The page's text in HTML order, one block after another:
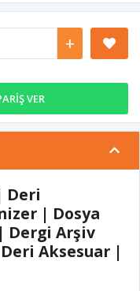
+
VER
Deri
| Dosya
Dergi Arşiv
Aksesuar |